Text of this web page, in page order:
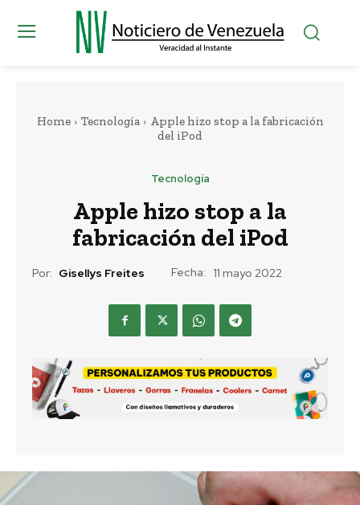
Home Tecnología
Apple hizo stop a la fabricación
del iPod
Tecnología
Apple hizo stop a la
fabricación del iPod
Por: Gisellys Freites Fecha: 11 mayo 2022